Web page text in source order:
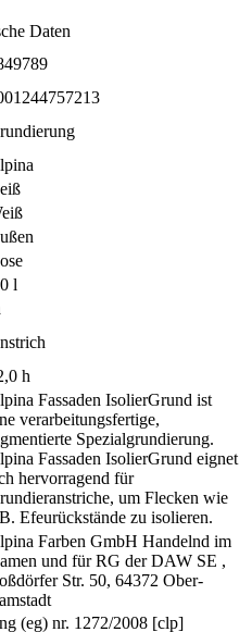
Daten
l
h
Fassaden IsolierGrund ist
verarbeitungsfertige,
Spezialgrundierung.
Fassaden IsolierGrund eignet
hervorragend für
um Flecken wie
Efeurückstände zu isolieren.
Farben GmbH Handelnd im
und für RG der DAW SE ,
Str. 50, 64372 Ober-
(eg) nr. 1272/2008 [clp]